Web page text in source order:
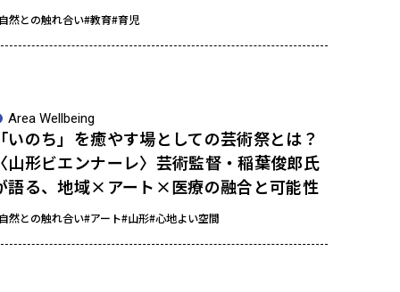
然との触れ合い#教育#育児
Area Wellbeing
いのち」を癒やす場としての芸術祭とは？
山形ビエンナーレ〉芸術監督・稲葉俊郎氏
語る、地域×アート×医療の融合と可能性
然との触れ合い#アート#山形#心地よい空間